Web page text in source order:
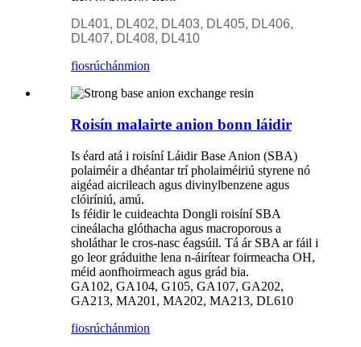
DL401, DL402, DL403, DL405, DL406,
DL407, DL408, DL410
fiosrúchánmion
Roisín malairte anion bonn láidir
Is éard atá i roisíní Láidir Base Anion (SBA)
polaiméir a dhéantar trí pholaiméiriú styrene nó
aigéad aicrileach agus divinylbenzene agus
clóiríniú, amú.
Is féidir le cuideachta Dongli roisíní SBA
cineálacha glóthacha agus macroporous a
sholáthar le cros-nasc éagsúil. Tá ár SBA ar fáil i
go leor gráduithe lena n-áirítear foirmeacha OH,
méid aonfhoirmeach agus grád bia.
GA102, GA104, G105, GA107, GA202,
GA213, MA201, MA202, MA213, DL610
fiosrúchánmion